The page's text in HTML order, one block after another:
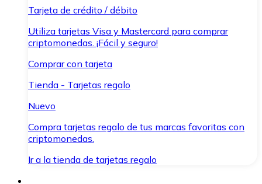
Tarjeta de crédito / débito
Utiliza tarjetas Visa y Mastercard para comprar
criptomonedas. ¡Fácil y seguro!
Comprar con tarjeta
Tienda - Tarjetas regalo
Nuevo
Compra tarjetas regalo de tus marcas favoritas con
criptomonedas.
Ir a la tienda de tarjetas regalo